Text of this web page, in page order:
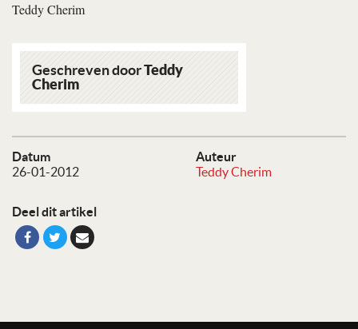
Datum
26-01-2012
Auteur
Teddy Cherim
Deel dit artikel
Teddy Cherim
Geschreven doorTeddy
Cherim